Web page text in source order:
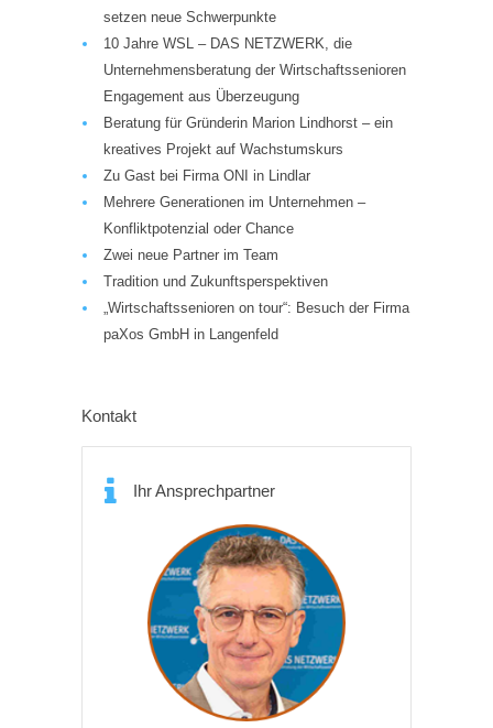
setzen neue Schwerpunkte
10 Jahre WSL – DAS NETZWERK, die
Unternehmensberatung der Wirtschaftssenioren
Engagement aus Überzeugung
Beratung für Gründerin Marion Lindhorst – ein
kreatives Projekt auf Wachstumskurs
Zu Gast bei Firma ONI in Lindlar
Mehrere Generationen im Unternehmen –
Konfliktpotenzial oder Chance
Zwei neue Partner im Team
Tradition und Zukunftsperspektiven
„Wirtschaftssenioren on tour“: Besuch der Firma
paXos GmbH in Langenfeld
Kontakt
Ihr Ansprechpartner